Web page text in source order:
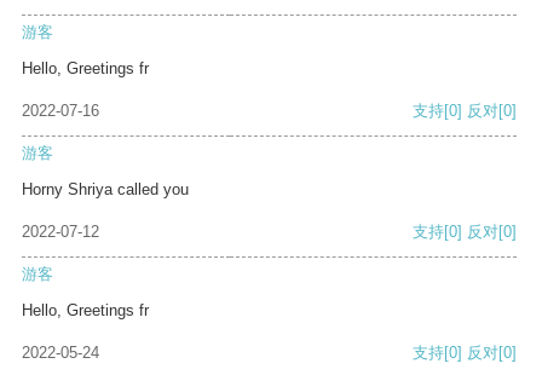
游客
Hello, Greetings fr
2022-07-16 支持[0] 反对[0]
游客
Horny Shriya called you
2022-07-12 支持[0] 反对[0]
游客
Hello, Greetings fr
2022-05-24 支持[0] 反对[0]